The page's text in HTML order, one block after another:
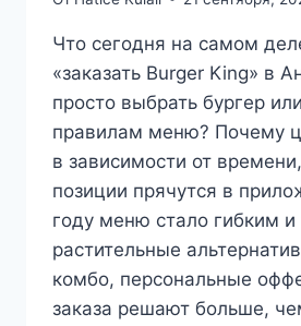
Что сегодня на самом
«заказать Burger King» в
просто выбрать бургер
правилам меню? Почему
в зависимости от
позиции прячутся в
году меню стало гибким
растительные
комбо, персональные
заказа решают больше,